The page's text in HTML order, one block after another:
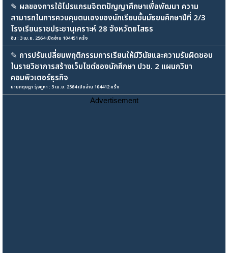
✎ ผลของการใช้โปรแกรมจิตตปัญญาศึกษาเพื่อพัฒนา ความ
สามารถในการควบคุมตนเองของนักเรียนชั้นมัธยมศึกษาปีที่ 2/3
โรงเรียนราชประชานุเคราะห์ 28 จังหวัดยโสธร
อ้น : 3 เม.ย. 2564 เปิดอ่าน 104451 ครั้ง
✎ การปรับเปลี่ยนพฤติกรรมการเรียนให้มีวินัยและความรับผิดชอบ
ในรายวิชาการสร้างเว็บไซต์ของนักศึกษา ปวช. 2 แผนกวิชา
คอมพิวเตอร์ธุรกิจ
นายกฤษฎา รุ่งคูหา : 3 เม.ย. 2564 เปิดอ่าน 104412 ครั้ง
Advertisement